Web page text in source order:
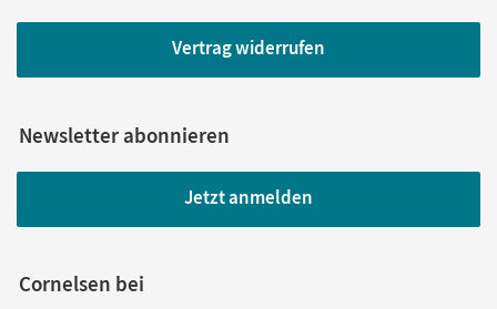
Vertrag widerrufen
Newsletter abonnieren
Jetzt anmelden
Cornelsen bei